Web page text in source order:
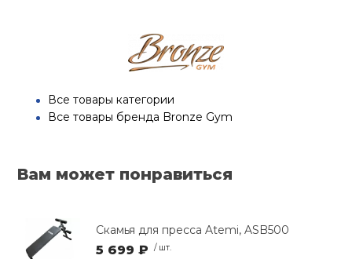
Все товары категории
Все товары бренда Bronze Gym
Вам может понравиться
Скамья для пресса Atemi, ASB500
5 699 ₽ / шт.